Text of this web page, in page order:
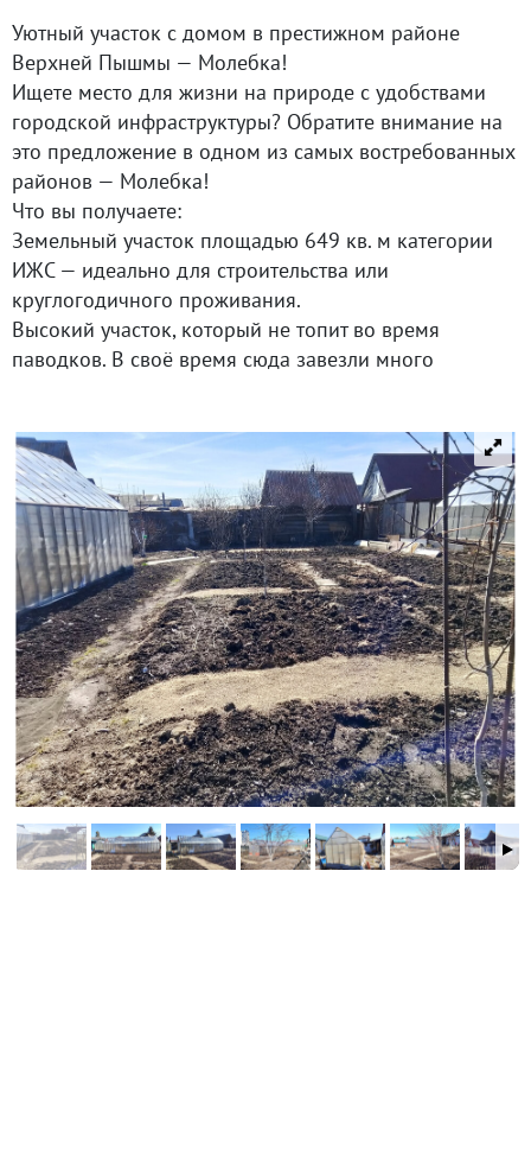
Уютный участок с домом в престижном районе
Верхней Пышмы — Молебка!
Ищете место для жизни на природе с удобствами
городской инфраструктуры? Обратите внимание на
это предложение в одном из самых востребованных
районов — Молебка!
Что вы получаете:
Земельный участок площадью 649 кв. м категории
ИЖС — идеально для строительства или
круглогодичного проживания.
Высокий участок, который не топит во время
паводков. В своё время сюда завезли много
2 теплицы для ранних овощей и зелени;
готовые грядки;
плодоносящие яблони;
ягодные кустарники: малина и смородина.
Одноэтажный дом с подведёнными
коммуникациями: газ, электричество и вода. Крыша
пострадала от пожара — есть два варианта:
реконструировать или снести и построить новый дом
мечты.
Полное ограждение участка со всех сторон —
приватность и безопасность гарантированы.
Это отличная возможность создать своё уютное
пространство в развитом районе!
Торг уместен — обсудим вашу цену.
Звоните прямо сейчас.